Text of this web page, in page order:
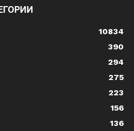
10834
390
294
275
223
156
136